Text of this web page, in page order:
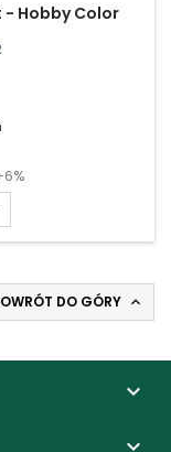
- Hobby Color
DO GÓRY 

